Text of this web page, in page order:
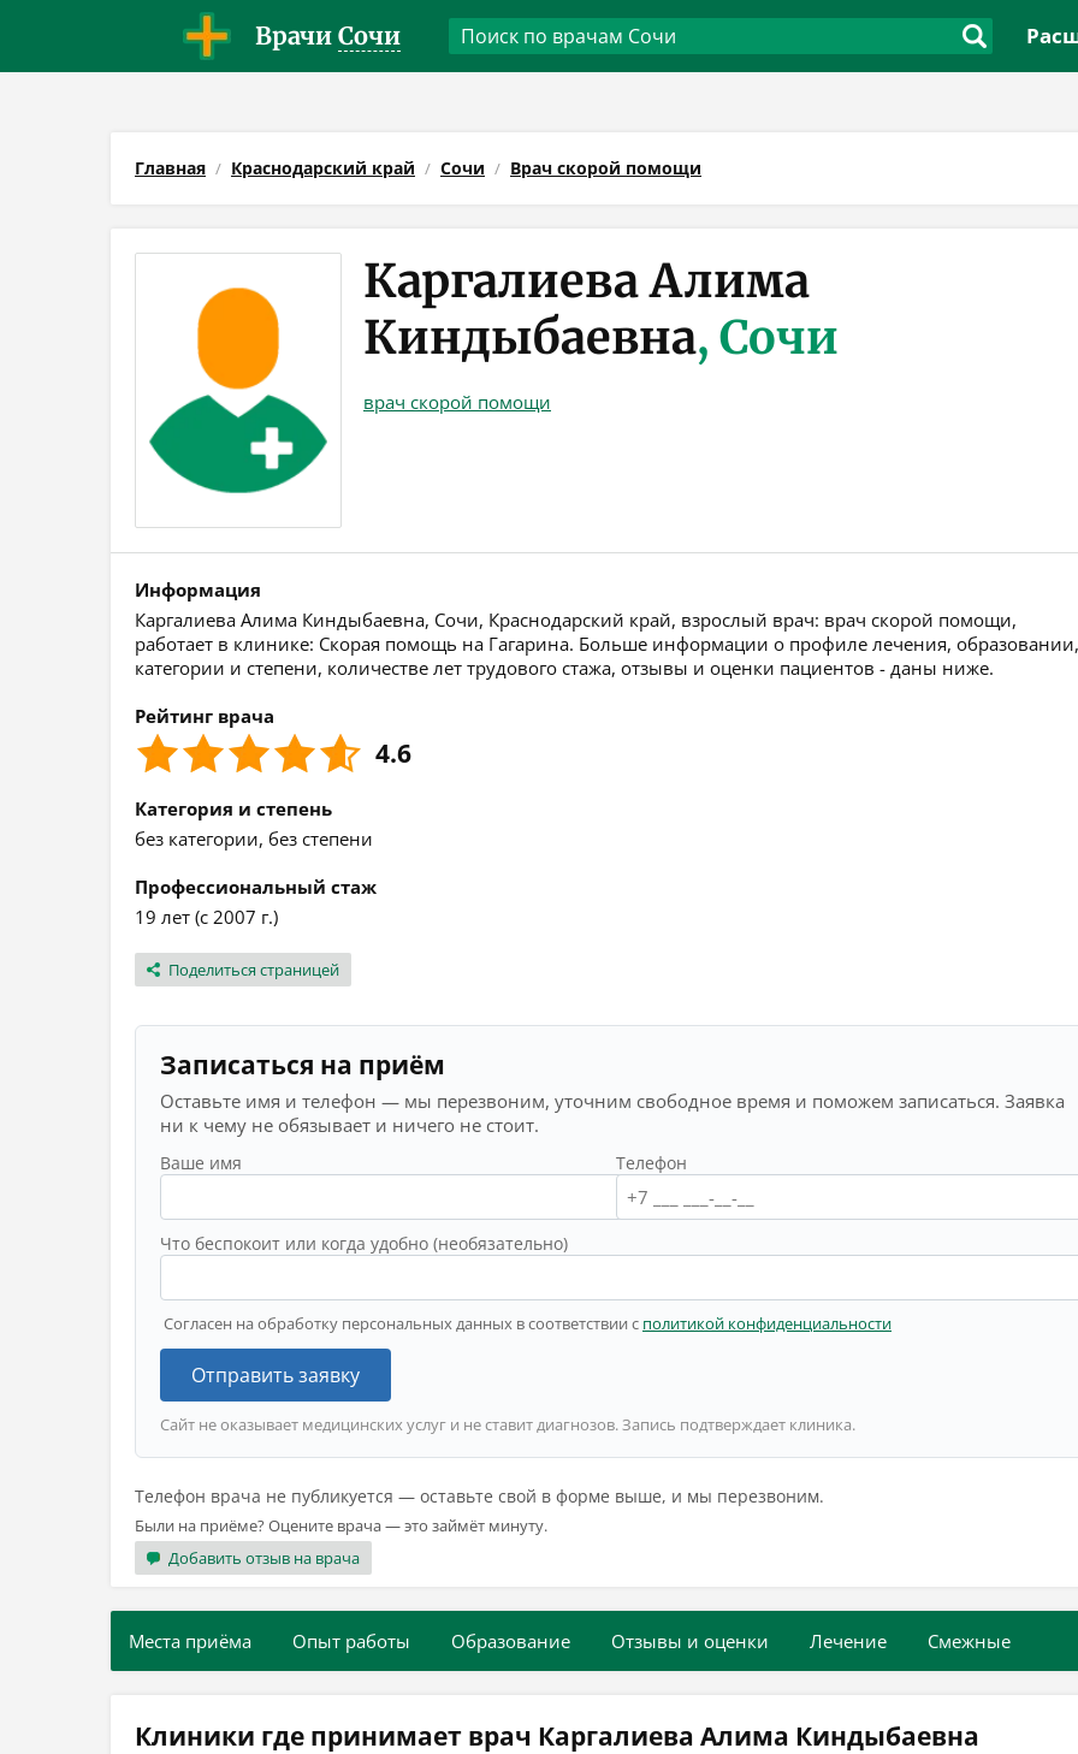
Врачи Сочи
Главная Краснодарский край Сочи Врач скорой помощи
Каргалиева Алима
Киндыбаевна, Сочи
врач скорой помощи
Информация
Каргалиева Алима Киндыбаевна, Сочи, Краснодарский край, взрослый врач: врач скорой помощи,
работает в клинике: Скорая помощь на Гагарина. Больше информации о профиле лечения, образовании,
категории и степени, количестве лет трудового стажа, отзывы и оценки пациентов - даны ниже.
Рейтинг врача
4.6
Категория и степень
без категории, без степени
Профессиональный стаж
19 лет (с 2007 г.)
Поделиться страницей
Записаться на приём
Оставьте имя и телефон — мы перезвоним, уточним свободное время и поможем записаться. Заявка
ни к чему не обязывает и ничего не стоит.
Ваше имя Телефон
Что беспокоит или когда удобно (необязательно)
Согласен на обработку персональных данных в соответствии с политикой конфиденциальности
Отправить заявку
Сайт не оказывает медицинских услуг и не ставит диагнозов. Запись подтверждает клиника.
Телефон врача не публикуется — оставьте свой в форме выше, и мы перезвоним.
Были на приёме? Оцените врача — это займёт минуту.
Добавить отзыв на врача
Места приёма Опыт работы Образование Отзывы и оценки Лечение Смежные
Клиники где принимает врач Каргалиева Алима Киндыбаевна